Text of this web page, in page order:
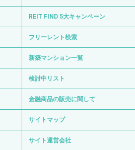
REIT FIND 5大キャンペーン
フリーレント検索
新築マンション一覧
検討中リスト
金融商品の販売に関して
サイトマップ
サイト運営会社